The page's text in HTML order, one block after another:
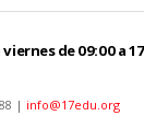
de 09:00 a
| info@17edu.org